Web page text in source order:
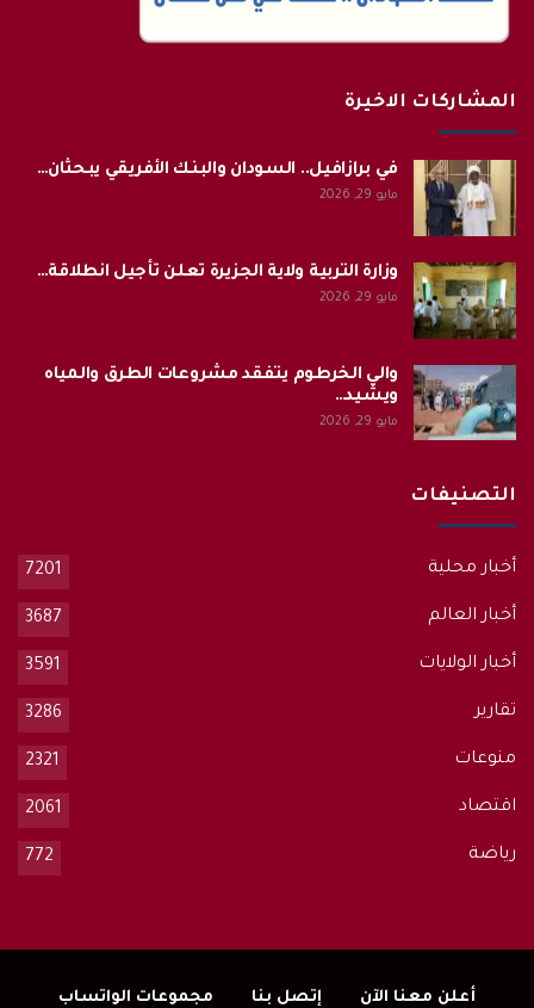
المشاركات الاخيرة
في برازافيل.. السودان والبنك الأفريقي يبحثان…
مايو 29, 2026
وزارة التربية ولاية الجزيرة تعلن تأجيل انطلاقة…
مايو 29, 2026
والي الخرطوم يتفقد مشروعات الطرق والمياه
ويشيد…
مايو 29, 2026
التصنيفات
أخبار محلية 7201
أخبار العالم 3687
أخبار الولايات 3591
تقارير 3286
منوعات 2321
اقتصاد 2061
رياضة 772
أعلن معنا الآن إتصل بنا مجموعات الواتساب